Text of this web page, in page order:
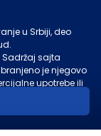
u Srbiji, deo
Sadržaj sajta
je njegovo
upotrebe ili